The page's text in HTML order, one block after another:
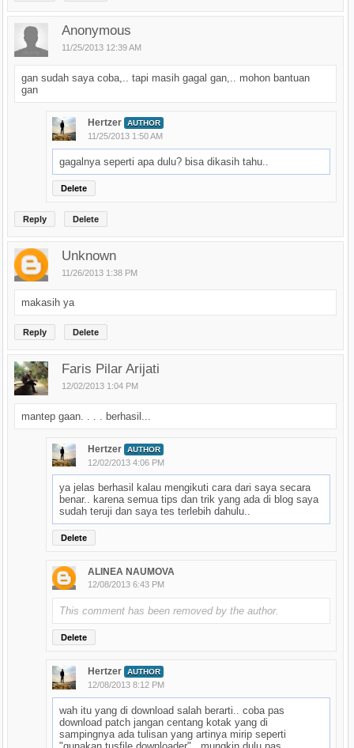
Anonymous
11/25/2013 12:39 AM
gan sudah saya coba,.. tapi masih gagal gan,.. mohon bantuan
gan
Hertzer AUTHOR
11/25/2013 1:50 AM
gagalnya seperti apa dulu? bisa dikasih tahu..
Delete
Reply Delete
Unknown
11/26/2013 1:38 PM
makasih ya
Reply Delete
Faris Pilar Arijati
12/02/2013 1:04 PM
mantep gaan. . . . berhasil...
Hertzer AUTHOR
12/02/2013 4:06 PM
ya jelas berhasil kalau mengikuti cara dari saya secara
benar.. karena semua tips dan trik yang ada di blog saya
sudah teruji dan saya tes terlebih dahulu..
Delete
ALINEA NAUMOVA
12/08/2013 6:43 PM
This comment has been removed by the author.
Delete
Hertzer AUTHOR
12/08/2013 8:12 PM
wah itu yang di download salah berarti.. coba pas
download patch jangan centang kotak yang di
sampingnya ada tulisan yang artinya mirip seperti